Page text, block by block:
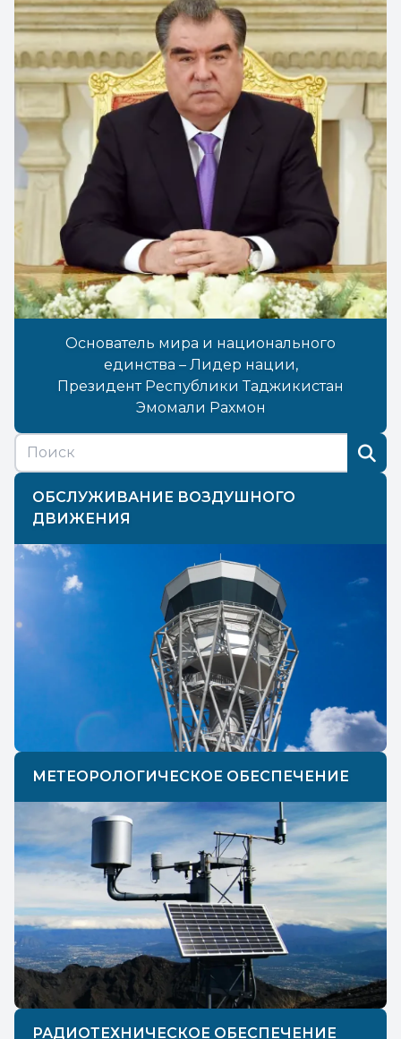
Основатель мира и национального
единства – Лидер нации,
Президент Республики Таджикистан
Эмомали Рахмон
ОБСЛУЖИВАНИЕ ВОЗДУШНОГО
ДВИЖЕНИЯ
МЕТЕОРОЛОГИЧЕСКОЕ ОБЕСПЕЧЕНИЕ
РАДИОТЕХНИЧЕСКОЕ ОБЕСПЕЧЕНИЕ